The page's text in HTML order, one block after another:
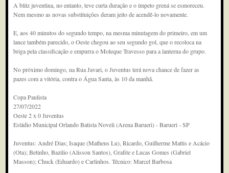
A blitz juventina, no entanto, teve curta duração e o ímpeto grená se esmoreceu.
Nem mesmo as novas substituições deram jeito de acendê-lo novamente.
E, aos 40 minutos do segundo tempo, na mesma minutagem do primeiro, em um
lance também parecido, o Oeste chegou ao seu segundo gol, que o recoloca na
briga pela classificação e empurra o Moleque Travesso para a lanterna do grupo.
No próximo domingo, na Rua Javari, o Juventus terá nova chance de fazer as
pazes com a vitória, contra o Água Santa, às 10 da manhã.
Copa Paulista
27/07/2022
Oeste 2 x 0 Juventus
Estádio Municipal Orlando Batista Noveli (Arena Barueri) - Barueri - SP
Juventus: André Dias; Isaque (Matheus Lu), Ricardo, Guilherme Mattis e Acácio
(Ota); Betinho, Bazilio (Alisson Santos), Grafite e Lucas Gomes (Gabriel
Masson); Chuck (Eduardo) e Carlinhos. Técnico: Marcel Barbosa